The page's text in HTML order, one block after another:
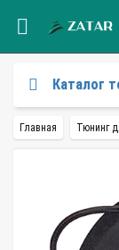
Каталог
Главная Тюнинг